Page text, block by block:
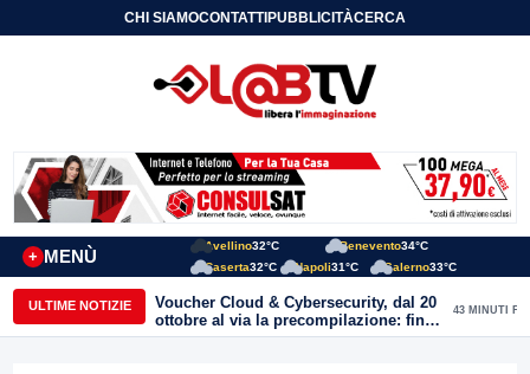
CHI SIAMOCONTATTIPUBBLICITÀCERCA
MENÙ
+
Avellino32°C Benevento34°C
Caserta32°C Napoli31°C Salerno33°C
ULTIME NOTIZIE
Voucher Cloud & Cybersecurity, dal 20
ottobre al via la precompilazione: fino
a 20mila euro a fondo perduto per
43 MINUTI FA